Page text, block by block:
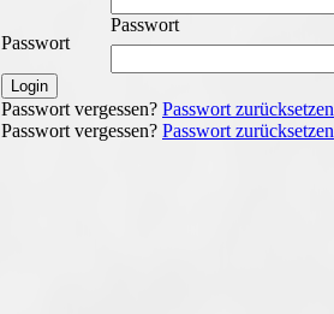
Passwort
Passwort
Login
Passwort vergessen? Passwort zurücksetzen
Passwort vergessen? Passwort zurücksetzen